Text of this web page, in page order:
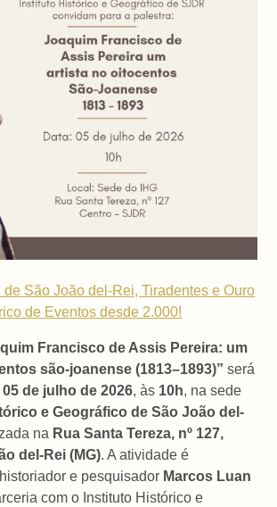
São João del-Rei, Tiradentes e Ouro
de Eventos desde 2.000!
Francisco de Assis Pereira: um
são-joanense (1813–1893)” será
05 de julho de 2026, às 10h, na sede
e Geográfico de São João del-
na Rua Santa Tereza, nº 127,
del-Rei (MG). A atividade é
e pesquisador Marcos Luan
com o Instituto Histórico e